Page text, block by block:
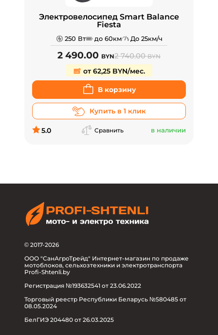
Электровелосипед Smart Balance
Fiesta
250 Вт до 60км До 25км/ч
2 490.00 BYN2 740.00BYN
от 62,25 BYN/мес.
В корзину
Купить в 1 клик
5.0 Сравнить в наличии
© 2017-2026
ООО "СанАгроТрейд" Интернет-магазин по продаже
мотоблоков, сельхозтехники и электротранспорта
Profi-Shtenli.by
Регистрация №193632541 от 23.06.2022
Торговый реестр Республики Беларусь №580485 от
08.05.2024
БелГИЭ 204480 от 26.03.2025